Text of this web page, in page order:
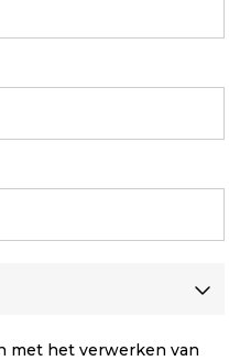
met het verwerken van